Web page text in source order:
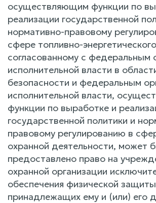
осуществляющим функции по
реализации государственной
нормативно-правовому
сфере топливно-
согласованному с федеральным
исполнительной власти в
безопасности и федеральным
исполнительной власти,
функции по выработке и
государственной политики и
правовому регулированию в
охранной деятельности, может
предоставлено право на
охранной организации
обеспечения физической защиты
принадлежащих ему и (или) его